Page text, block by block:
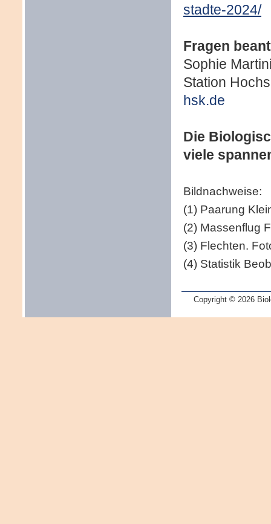
stadte-2024/
Fragen
Sophie
Station
hsk.de
Die
viele
Bildnachweise:
(1) Paarung
(2) Massenflug
(3) Flechten.
(4) Statistik
Copyright © 2026